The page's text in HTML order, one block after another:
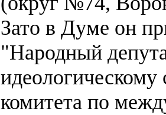
Зато в Думе он
"Народный
идеологическому
комитета по